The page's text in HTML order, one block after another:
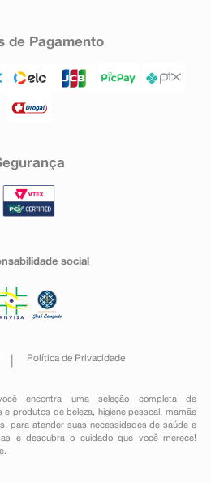
de Pagamento
social
Política de Privacidade
encontra uma seleção completa de
e produtos de beleza, higiene pessoal ,mamãe
para atender suas necessidades de saúde e
e descubra o cuidado que você merece!